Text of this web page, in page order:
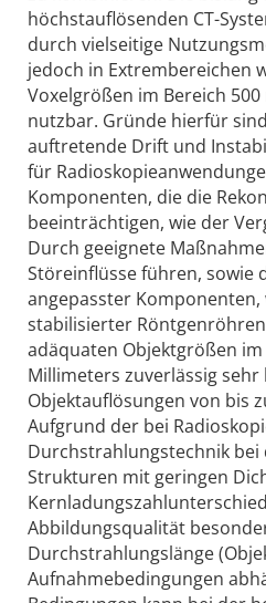
höchstauflösenden CT-
durch vielseitige
jedoch in Extrembereichen
Voxelgrößen im Bereich
nutzbar. Gründe hierfür
auftretende Drift und
für
Komponenten, die die
beeinträchtigen, wie der
Durch geeignete
Störeinflüsse führen, sowie
angepasster Komponenten,
stabilisierter
adäquaten Objektgrößen im
Millimeters zuverlässig sehr
Objektauflösungen von bis
Aufgrund der bei
Durchstrahlungstechnik
Strukturen mit geringen
Abbildungsqualität
Durchstrahlungslänge
Aufnahmebedingungen